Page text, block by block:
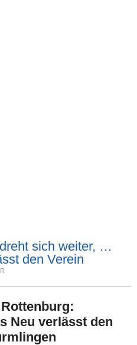
sich weiter, …
den Verein
Neu verlässt den